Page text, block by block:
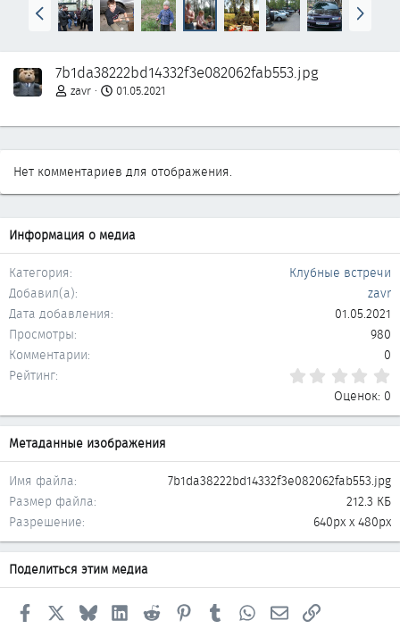
Н
а
а
д
В
п
р
7b1da38222bd14332f3e082062fab553.jpg
zavr 01.05.2021
Нет комментариев для отображения.
Информация о медиа
Категория
Клубные встречи
Добавил(а)
zavr
Дата добавления
01.05.2021
Просмотры
980
Комментарии
0
Рейтинг
Оценок: 0
Метаданные изображения
Имя файла
7b1da38222bd14332f3e082062fab553.jpg
Размер файла
212.3 КБ
Разрешение
640px x 480px
Поделиться этим медиа
Facebook Bluesky LinkedInReddit PinterestTumblr WhatsAppЭлектронная почта
Ссылка